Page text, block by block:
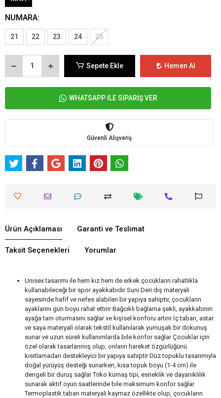
NUMARA:
21 22 23 24 25
Sepete Ekle Hemen Al
WHATSAPP İLE SİPARİŞ VER
Güvenli Alışveriş
Ürün Açıklaması Garanti ve Teslimat
Taksit Seçenekleri Yorumlar
Unisex tasarımı ile hem kız hem de erkek çocukların rahatlıkla
kullanabileceği bir spor ayakkabıdır Suni Deri dış materyali
sayesinde hafif ve nefes alabilen bir yapıya sahiptir, çocukların
ayaklarını gün boyu rahat ettirir Bağcıklı bağlama şekli, ayakkabının
ayağa tam oturmasını sağlar ve kişisel konforu artırır İç taban, astar
ve saya materyali olarak tekstil kullanılarak yumuşak bir dokunuş
sunar ve uzun süreli kullanımlarda bile konfor sağlar Çocuklar için
özel olarak tasarlanmış olup, onların hareket özgürlüğünü
kısıtlamadan destekleyici bir yapıya sahiptir Düz topuklu tasarımıyla
doğal yürüyüş desteği sunarken, kısa topuk boyu (1-4 cm) ile
dengeli bir duruş sağlar Triko kumaş tipi, esneklik ve dayanıklılık
sunarak aktif oyun saatlerinde bile maksimum konfor sağlar
Termoplastik taban materyali kaymaz özellikte olup, çocukların